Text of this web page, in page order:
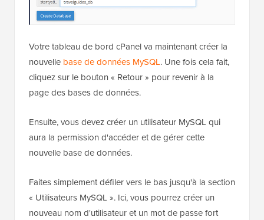
Votre tableau de bord cPanel va maintenant créer la
nouvelle base de données MySQL. Une fois cela fait,
cliquez sur le bouton « Retour » pour revenir à la
page des bases de données.
Ensuite, vous devez créer un utilisateur MySQL qui
aura la permission d'accéder et de gérer cette
nouvelle base de données.
Faites simplement défiler vers le bas jusqu'à la section
« Utilisateurs MySQL ». Ici, vous pourrez créer un
nouveau nom d'utilisateur et un mot de passe fort